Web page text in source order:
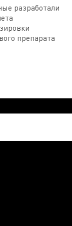
разработали
препарата